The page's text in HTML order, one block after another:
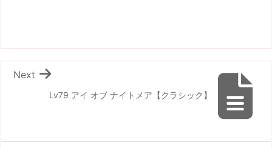
Lv79 アイ オブ ナイトメア【クラシック】
Next